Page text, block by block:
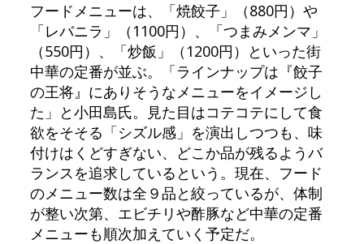
フードメニューは、「焼餃子」（880円）や
「レバニラ」（1100円）、「つまみメンマ」
（550円）、「炒飯」（1200円）といった街
中華の定番が並ぶ。「ラインナップは『餃子
の王将』にありそうなメニューをイメージし
た」と小田島氏。見た目はコテコテにして食
欲をそそる「シズル感」を演出しつつも、味
付けはくどすぎない、どこか品が残るようバ
ランスを追求しているという。現在、フード
のメニュー数は全９品と絞っているが、体制
が整い次第、エビチリや酢豚など中華の定番
メニューも順次加えていく予定だ。